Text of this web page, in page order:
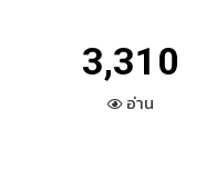
3,310
อ่าน